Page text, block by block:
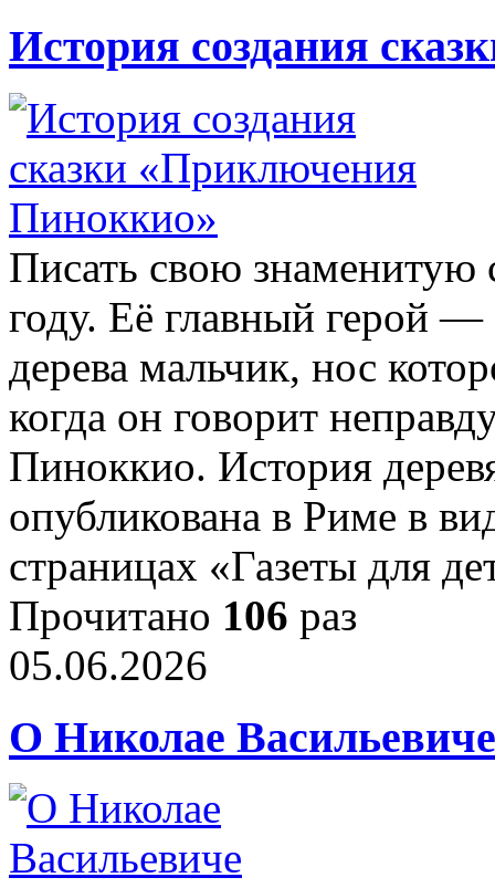
История создания
Писать свою знаменитую
году. Её главный герой
дерева мальчик, нос
когда он говорит
Пиноккио. История
опубликована в Риме в
страницах «Газеты для
Прочитано 106 раз
05.06.2026
О Николае